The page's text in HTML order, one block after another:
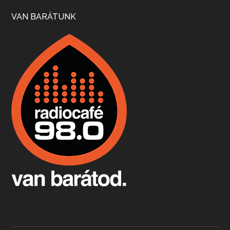
Boston, teadélután, bab és homár
Apr 9, 2026 • 00:37:17
Fermentáljunk, a testünk meghálálja!
Apr 3, 2026 • 00:36:07
VAN BARÁTUNK